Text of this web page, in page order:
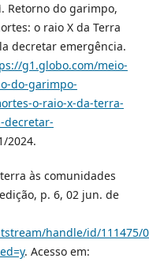
Retorno do garimpo,
o raio X da Terra
decretar emergência.
g1.globo.com/meio-
do-garimpo-
o-raio-x-da-terra-
decretar-
2024.
às comunidades
p. 6, 02 jun. de
handle/id/111475/
. Acesso em: